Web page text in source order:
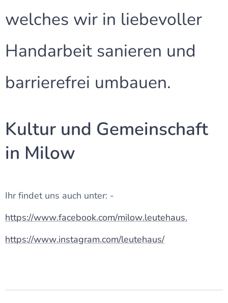
welches wir in liebevoller
Handarbeit sanieren und
barrierefrei umbauen.
Kultur und Gemeinschaft
in Milow
Ihr findet uns auch unter: -
https://www.facebook.com/milow.leutehaus.
https://www.instagram.com/leutehaus/